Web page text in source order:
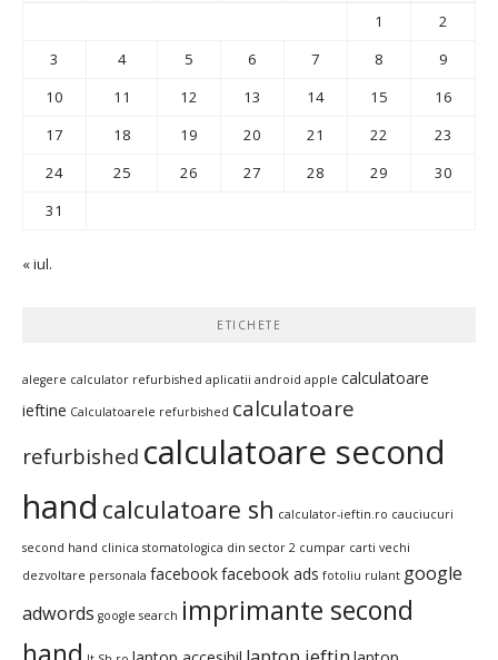
1
2
3
4 5 6 7 8
9
10
11 12 13 14 15
16
17
18 19 20 21 22
23
24
25 26 27 28 29
30
31
« iul.
ETICHETE
alegere calculator refurbished aplicatii android apple calculatoare
ieftine Calculatoarele refurbished calculatoare
refurbished calculatoare second
hand calculatoare sh calculator-ieftin.ro cauciucuri
second hand clinica stomatologica din sector 2 cumpar carti vechi
dezvoltare personala facebookfacebook ads fotoliu rulant google
adwords google search imprimante second